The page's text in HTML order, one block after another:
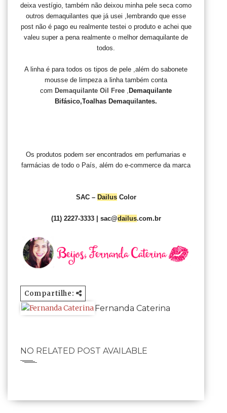
deixa vestígio, também não deixou minha pele seca como
outros demaquilantes que já usei ,lembrando que esse
post não é pago eu realmente testei o produto e achei que
valeu super a pena realmente o melhor demaquilante de
todos.
A linha é para todos os tipos de pele ,além do sabonete
mousse de limpeza a linha também conta
com Demaquilante Oil Free Demaquilante
Bifásico,Toalhas Demaquilantes.
Os produtos podem ser encontrados em perfumarias e
farmácias de todo o País, além do e-commerce da marca
SAC – DailusColor
(11) 2227-3333 | sac@dailus.com.br
Compartilhe:
Fernanda Caterina
NO RELATED POST AVAILABLE